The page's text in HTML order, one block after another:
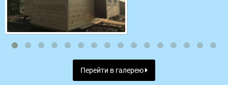
Перейти в галерею